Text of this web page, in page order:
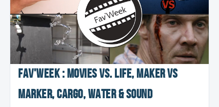
Fav'Week : Movies vs. Life, Maker vs
Marker, Cargo, Water & Sound